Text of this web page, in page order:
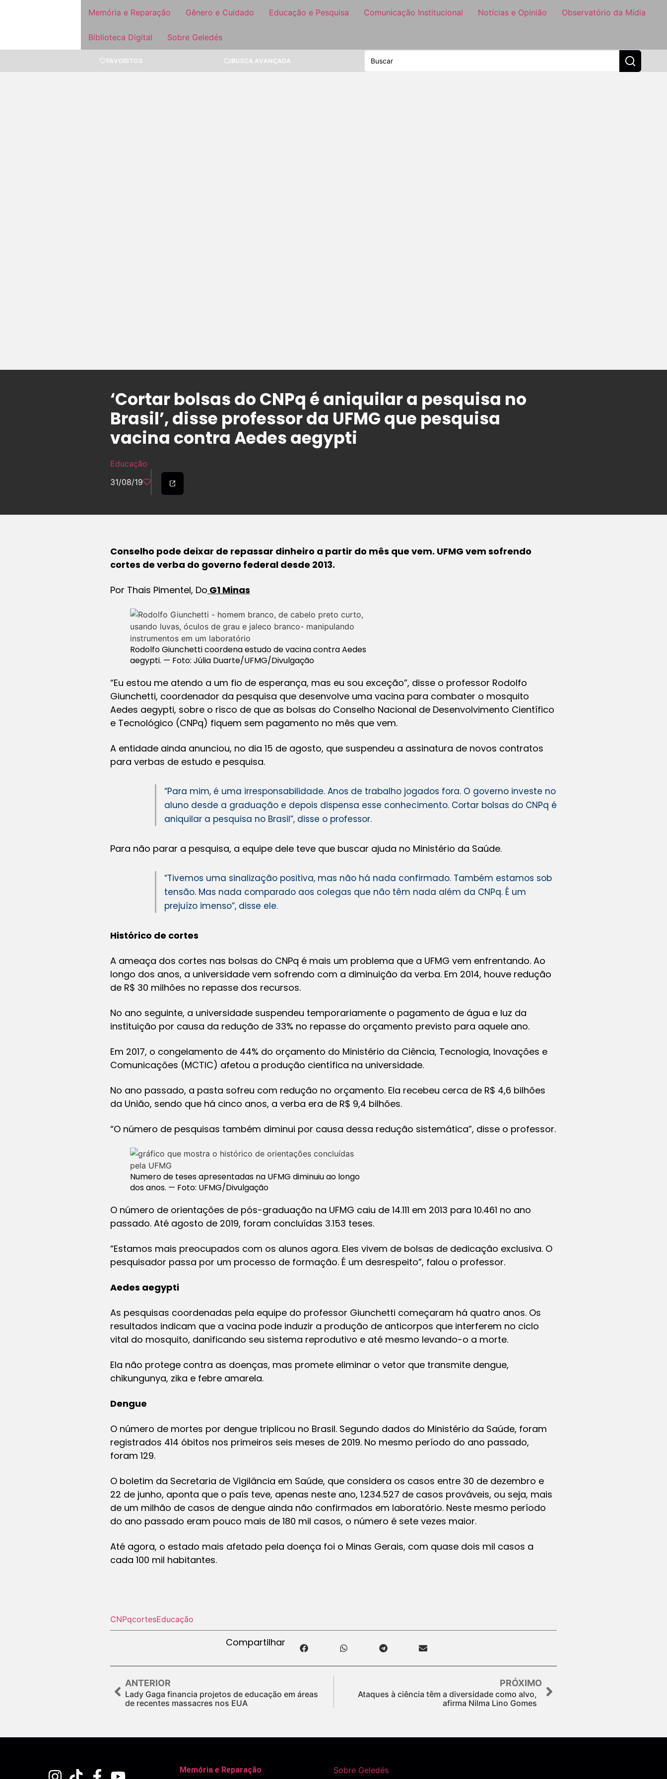
Memória e Reparação Gênero e Cuidado Educação e Pesquisa Comunicação Institucional Notícias e Opinião Observatório da Mídia
Biblioteca Digital Sobre Geledés
FAVORITOS BUSCA AVANÇADA
‘Cortar bolsas do CNPq é aniquilar a pesquisa no
Brasil’, disse professor da UFMG que pesquisa
vacina contra Aedes aegypti
Educação
31/08/19
Conselho pode deixar de repassar dinheiro a partir do mês que vem. UFMG vem sofrendo
cortes de verba do governo federal desde 2013.
Por Thais Pimentel, Do G1 Minas
Rodolfo Giunchetti coordena estudo de vacina contra Aedes
aegypti. — Foto: Júlia Duarte/UFMG/Divulgação
“Eu estou me atendo a um fio de esperança, mas eu sou exceção”, disse o professor Rodolfo
Giunchetti, coordenador da pesquisa que desenvolve uma vacina para combater o mosquito
Aedes aegypti, sobre o risco de que as bolsas do Conselho Nacional de Desenvolvimento Científico
e Tecnológico (CNPq) fiquem sem pagamento no mês que vem.
A entidade ainda anunciou, no dia 15 de agosto, que suspendeu a assinatura de novos contratos
para verbas de estudo e pesquisa.
“Para mim, é uma irresponsabilidade. Anos de trabalho jogados fora. O governo investe no
aluno desde a graduação e depois dispensa esse conhecimento. Cortar bolsas do CNPq é
aniquilar a pesquisa no Brasil”, disse o professor.
Para não parar a pesquisa, a equipe dele teve que buscar ajuda no Ministério da Saúde.
“Tivemos uma sinalização positiva, mas não há nada confirmado. Também estamos sob
tensão. Mas nada comparado aos colegas que não têm nada além da CNPq. É um
prejuízo imenso”, disse ele.
Histórico de cortes
A ameaça dos cortes nas bolsas do CNPq é mais um problema que a UFMG vem enfrentando. Ao
longo dos anos, a universidade vem sofrendo com a diminuição da verba. Em 2014, houve redução
de R$ 30 milhões no repasse dos recursos.
No ano seguinte, a universidade suspendeu temporariamente o pagamento de água e luz da
instituição por causa da redução de 33% no repasse do orçamento previsto para aquele ano.
Em 2017, o congelamento de 44% do orçamento do Ministério da Ciência, Tecnologia, Inovações e
Comunicações (MCTIC) afetou a produção científica na universidade.
No ano passado, a pasta sofreu com redução no orçamento. Ela recebeu cerca de R$ 4,6 bilhões
da União, sendo que há cinco anos, a verba era de R$ 9,4 bilhões.
“O número de pesquisas também diminui por causa dessa redução sistemática”, disse o professor.
Numero de teses apresentadas na UFMG diminuiu ao longo
dos anos. — Foto: UFMG/Divulgação
O número de orientações de pós-graduação na UFMG caiu de 14.111 em 2013 para 10.461 no ano
passado. Até agosto de 2019, foram concluídas 3.153 teses.
“Estamos mais preocupados com os alunos agora. Eles vivem de bolsas de dedicação exclusiva. O
pesquisador passa por um processo de formação. É um desrespeito”, falou o professor.
Aedes aegypti
As pesquisas coordenadas pela equipe do professor Giunchetti começaram há quatro anos. Os
resultados indicam que a vacina pode induzir a produção de anticorpos que interferem no ciclo
vital do mosquito, danificando seu sistema reprodutivo e até mesmo levando-o a morte.
Ela não protege contra as doenças, mas promete eliminar o vetor que transmite dengue,
chikungunya, zika e febre amarela.
Dengue
O número de mortes por dengue triplicou no Brasil. Segundo dados do Ministério da Saúde, foram
registrados 414 óbitos nos primeiros seis meses de 2019. No mesmo período do ano passado,
foram 129.
O boletim da Secretaria de Vigilância em Saúde, que considera os casos entre 30 de dezembro e
22 de junho, aponta que o país teve, apenas neste ano, 1.234.527 de casos prováveis, ou seja, mais
de um milhão de casos de dengue ainda não confirmados em laboratório. Neste mesmo período
do ano passado eram pouco mais de 180 mil casos, o número é sete vezes maior.
Até agora, o estado mais afetado pela doença foi o Minas Gerais, com quase dois mil casos a
cada 100 mil habitantes.
CNPqcortesEducação
Compartilhar
ANTERIOR
Lady Gaga financia projetos de educação em áreas
de recentes massacres nos EUA
PRÓXIMO
Ataques à ciência têm a diversidade como alvo,
afirma Nilma Lino Gomes
Memória e Reparação Sobre Geledés